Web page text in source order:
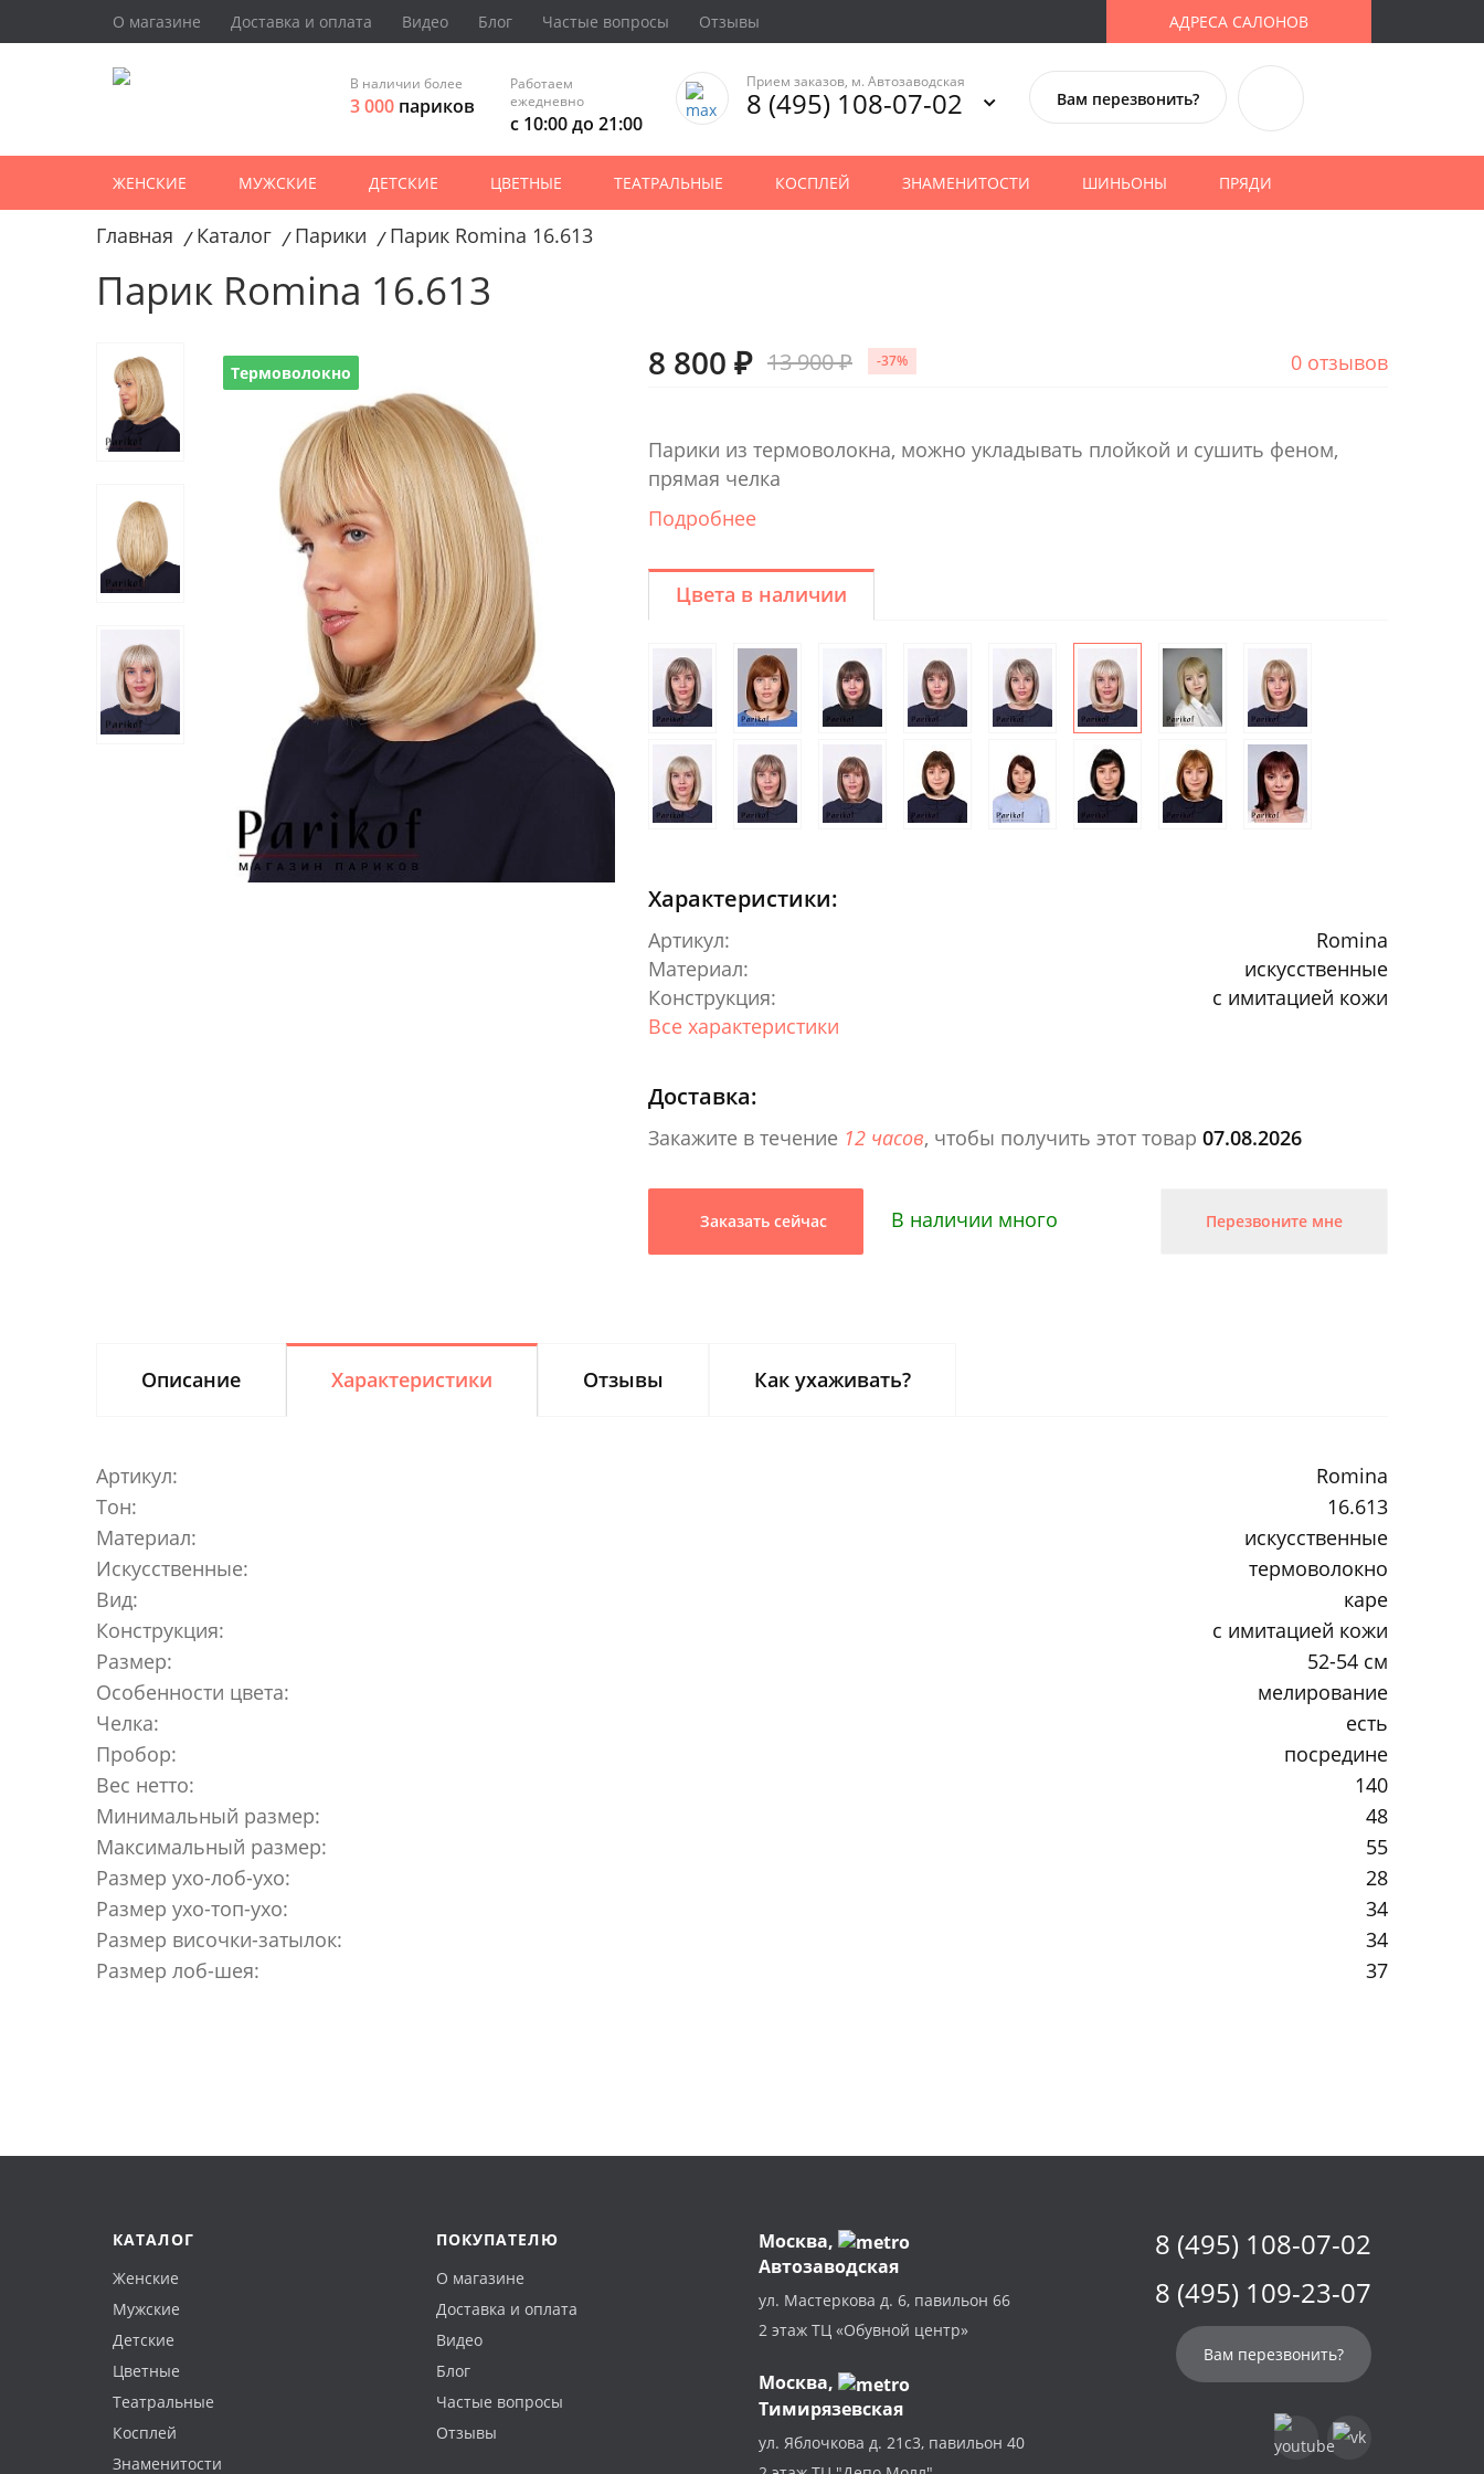
О магазине Доставка и оплата Видео Блог Частые вопросы Отзывы АДРЕСА САЛОНОВ
В наличии более
3 000 париков
Работаем
ежедневно
с 10:00 до 21:00
Прием заказов, м. Автозаводская
8 (495) 108-07-02 Вам перезвонить?
ЖЕНСКИЕ МУЖСКИЕ ДЕТСКИЕ ЦВЕТНЫЕ ТЕАТРАЛЬНЫЕ КОСПЛЕЙ ЗНАМЕНИТОСТИ ШИНЬОНЫ ПРЯДИ
Главная / Каталог / Парики / Парик Romina 16.613
Парик Romina 16.613
Термоволокно 8 800 ₽ 13 900 ₽ -37% 0 отзывов
Парики из термоволокна, можно укладывать плойкой и сушить феном,
прямая челка
Подробнее
Цвета в наличии
Характеристики:
Артикул:
Romina
Материал:
искусственные
Конструкция:
с имитацией кожи
Все характеристики
Доставка:
Закажите в течение 12 часов, чтобы получить этот товар 07.08.2026
Заказать сейчас В наличии много Перезвоните мне
Описание Характеристики Отзывы Как ухаживать?
Артикул:
Romina
Тон:
16.613
Материал:
искусственные
Искусственные:
термоволокно
Вид:
каре
Конструкция:
с имитацией кожи
Размер:
52-54 см
Особенности цвета:
мелирование
Челка:
есть
Пробор:
посредине
Вес нетто:
140
Минимальный размер:
48
Максимальный размер:
55
Размер ухо-лоб-ухо:
28
Размер ухо-топ-ухо:
34
Размер височки-затылок:
34
Размер лоб-шея:
37
КАТАЛОГ
Женские
Мужские
Детские
Цветные
Театральные
Косплей
Знаменитости
ПОКУПАТЕЛЮ
О магазине
Доставка и оплата
Видео
Блог
Частые вопросы
Отзывы
Москва,
Автозаводская
ул. Мастеркова д. 6, павильон 66
2 этаж ТЦ «Обувной центр»
Москва,
Тимирязевская
ул. Яблочкова д. 21с3, павильон 40
8 (495) 108-07-02
8 (495) 109-23-07
Вам перезвонить?